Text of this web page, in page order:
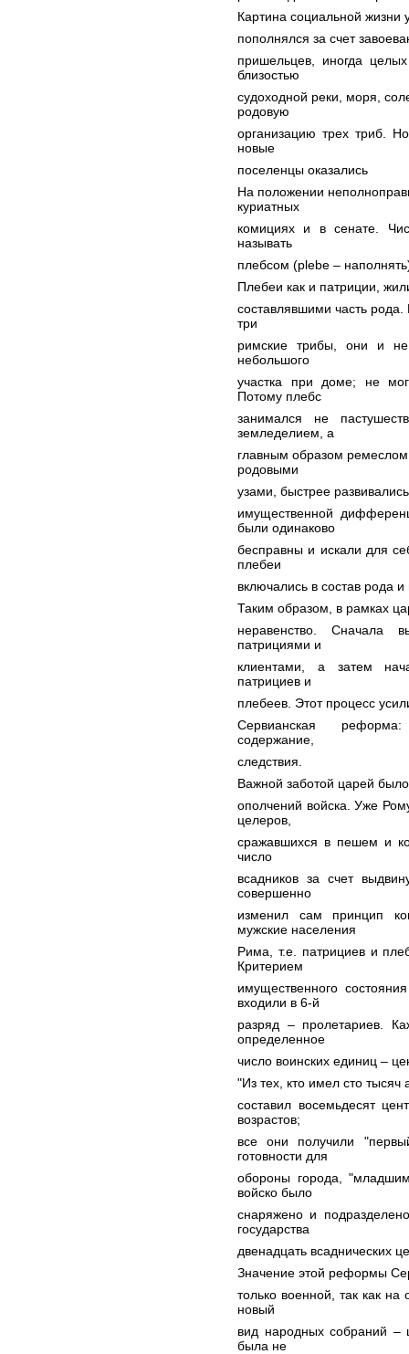
Картина социальной жизни
пополнялся за счет
пришельцев, иногда
близостью
судоходной реки, моря,
родовую
организацию трех триб.
новые
поселенцы оказались
На положении
куриатных
комициях и в сенате.
называть
плебсом (plebe –
Плебеи как и патриции,
составлявшими часть рода.
три
римские трибы, они и
небольшого
участка при доме; не
Потому плебс
занимался не
земледелием, а
главным образом
родовыми
узами, быстрее
имущественной
были одинаково
бесправны и искали для
плебеи
включались в состав рода
Таким образом, в рамках
неравенство. Сначала
патрициями и
клиентами, а затем
патрициев и
плебеев. Этот процесс
Сервианская реформа:
содержание,
следствия.
Важной заботой царей
ополчений войска. Уже
целеров,
сражавшихся в пешем и
число
всадников за счет
совершенно
изменил сам принцип
мужские населения
Рима, т.е. патрициев и
Критерием
имущественного
входили в 6-й
разряд – пролетариев.
определенное
число воинских единиц –
"Из тех, кто имел сто
составил восемьдесят
возрастов;
все они получили
готовности для
обороны города,
войско было
снаряжено и
государства
двенадцать всаднических
Значение этой реформы
только военной, так как на
новый
вид народных собраний –
была не